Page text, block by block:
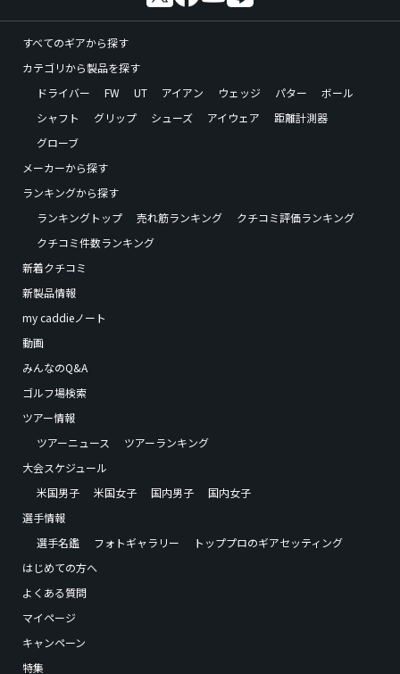
すべてのギアから探す
カテゴリから製品を探す
ドライバー
FW UT アイアン ウェッジ パター
ボール
シャフト
グリップ シューズ アイウェア
距離計測器
グローブ
メーカーから探す
ランキングから探す
ランキングトップ
売れ筋ランキング
クチコミ評価ランキング
クチコミ件数ランキング
新着クチコミ
新製品情報
my caddieノート
動画
みんなのQ&A
ゴルフ場検索
ツアー情報
ツアーニュース
ツアーランキング
大会スケジュール
米国男子
米国女子 国内男子
国内女子
選手情報
選手名鑑
フォトギャラリー
トッププロのギアセッティング
はじめての方へ
よくある質問
マイページ
キャンペーン
特集